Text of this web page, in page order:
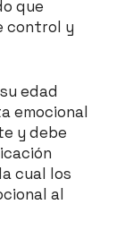
que
control y
edad
emocional
y debe
cual los
al